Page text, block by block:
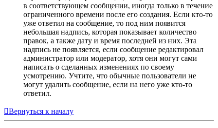
в соответствующем сообщении, иногда только в течение
ограниченного времени после его создания. Если кто-то
уже ответил на сообщение, то под ним появится
небольшая надпись, которая показывает количество
правок, а также дату и время последней из них. Эта
надпись не появляется, если сообщение редактировал
администратор или модератор, хотя они могут сами
написать о сделанных изменениях по своему
усмотрению. Учтите, что обычные пользователи не
могут удалить сообщение, если на него уже кто-то
ответил.
Вернуться к началу